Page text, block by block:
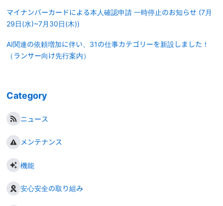
マイナンバーカードによる本人確認申請 一時停止のお知らせ (7月
29日(水)~7月30日(木))
AI関連の依頼増加に伴い、31の仕事カテゴリーを新設しました！
（ランサー向け先行案内）
Category
ニュース
メンテナンス
機能
安心安全の取り組み